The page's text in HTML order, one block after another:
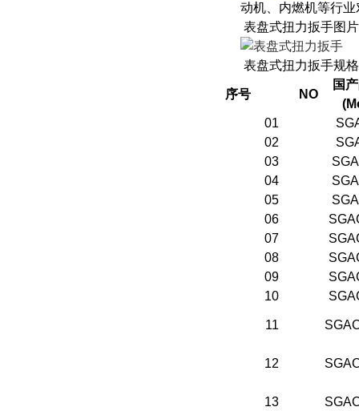
动机、内燃机等行
表盘式扭力扳手图片
表盘式扭力扳手规
序号 NO
国
01
02
03
04
05
06
07
08
09
10
11
12
13